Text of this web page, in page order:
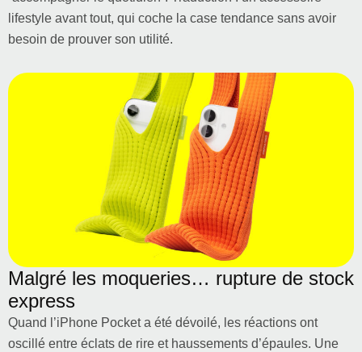
lifestyle avant tout, qui coche la case tendance sans avoir
besoin de prouver son utilité.
Malgré les moqueries… rupture de stock
express
Quand l’iPhone Pocket a été dévoilé, les réactions ont
oscillé entre éclats de rire et haussements d’épaules. Une